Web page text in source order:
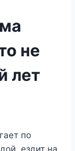
не
лет
пo
eздит на